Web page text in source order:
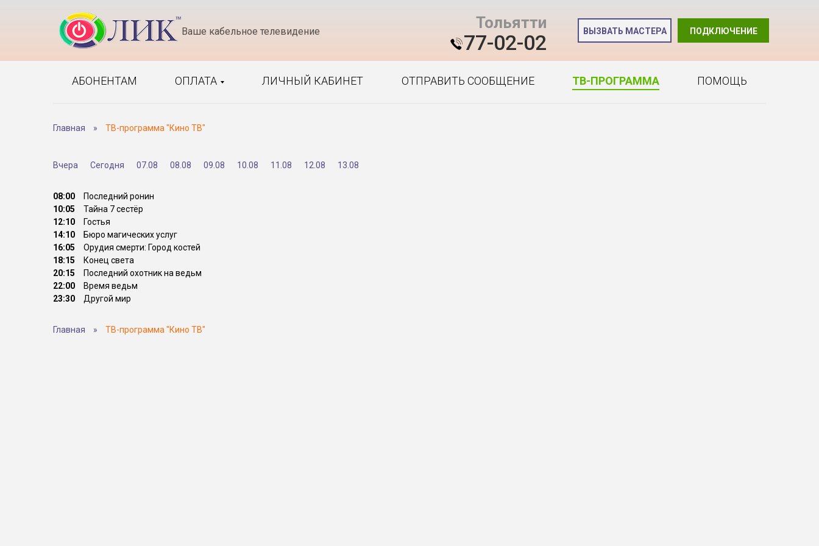
Ваше кабельное телевидение Тольятти
77-02-02 ПОДКЛЮЧЕНИЕ
ВЫЗВАТЬ МАСТЕРА
АБОНЕНТАМ ОПЛАТА ЛИЧНЫЙ КАБИНЕТ ОТПРАВИТЬ СООБЩЕНИЕ ТВ-ПРОГРАММА ПОМОЩЬ
Главная » ТВ-программа "Кино ТВ"
Вчера Сегодня 07.08 08.08 09.08 10.08 11.08 12.08 13.08
08:00
Последний ронин
10:05
Тайна 7 сестёр
12:10
Гостья
14:10
Бюро магических услуг
16:05
Орудия смерти: Город костей
18:15
Конец света
20:15
Последний охотник на ведьм
22:00
Время ведьм
23:30
Другой мир
Главная » ТВ-программа "Кино ТВ"